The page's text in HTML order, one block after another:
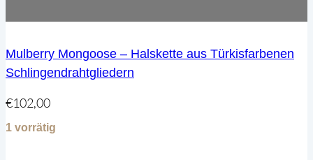
Mulberry Mongoose – Halskette aus Türkisfarbenen
Schlingendrahtgliedern
€102,00
1 vorrätig